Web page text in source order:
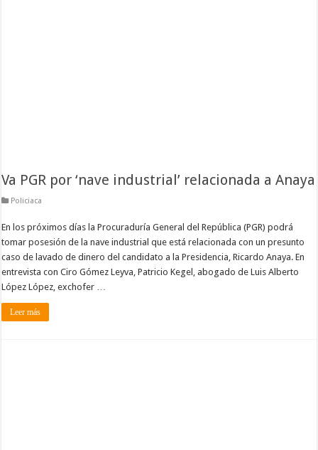
Va PGR por ‘nave industrial’ relacionada a Anaya
Policiaca
En los próximos días la Procuraduría General del República (PGR) podrá
tomar posesión de la nave industrial que está relacionada con un presunto
caso de lavado de dinero del candidato a la Presidencia, Ricardo Anaya. En
entrevista con Ciro Gómez Leyva, Patricio Kegel, abogado de Luis Alberto
López López, exchofer …
Leer más